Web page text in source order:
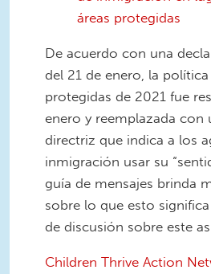
áreas protegidas
De acuerdo con una
del 21 de enero, la política
protegidas de 2021 fue
enero y reemplazada con
directriz que indica a los
inmigración usar su
guía de mensajes brinda
sobre lo que esto
de discusión sobre este
Children Thrive Action